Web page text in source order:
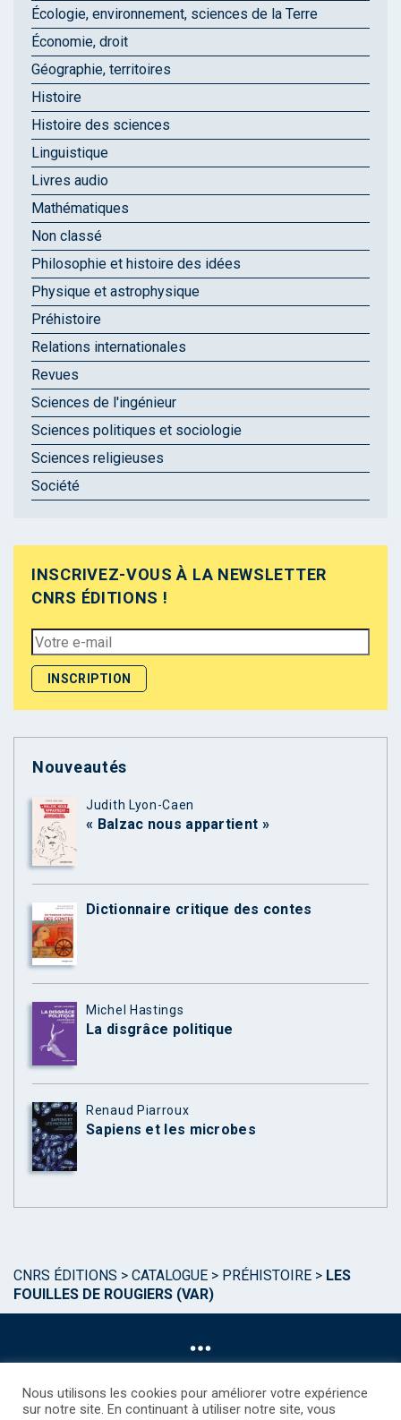
Écologie, environnement, sciences de la Terre
Économie, droit
Géographie, territoires
Histoire
Histoire des sciences
Linguistique
Livres audio
Mathématiques
Non classé
Philosophie et histoire des idées
Physique et astrophysique
Préhistoire
Relations internationales
Revues
Sciences de l'ingénieur
Sciences politiques et sociologie
Sciences religieuses
Société
INSCRIVEZ-VOUS À LA NEWSLETTER
CNRS ÉDITIONS !
Nouveautés
Judith Lyon-Caen
« Balzac nous appartient »
Dictionnaire critique des contes
Michel Hastings
La disgrâce politique
Renaud Piarroux
Sapiens et les microbes
CNRS ÉDITIONS > CATALOGUE > PRÉHISTOIRE > LES
FOUILLES DE ROUGIERS (VAR)
Nous utilisons les cookies pour améliorer votre expérience
sur notre site. En continuant à utiliser notre site, vous